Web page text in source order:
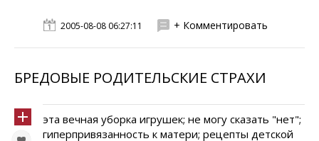
2005-08-08 06:27:11 + Комментировать
БРЕДОВЫЕ РОДИТЕЛЬСКИЕ СТРАХИ
эта вечная уборка игрушек; не могу сказать "нет";
гиперпривязанность к матери; рецепты детской